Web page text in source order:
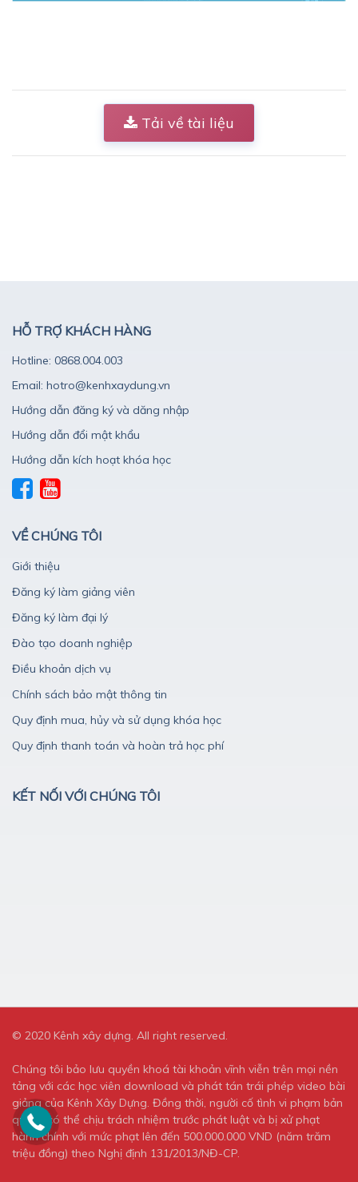
Tải về tài liệu
HỖ TRỢ KHÁCH HÀNG
Hotline: 0868.004.003
Email: hotro@kenhxaydung.vn
Hướng dẫn đăng ký và dăng nhập
Hướng dẫn đổi mật khẩu
Hướng dẫn kích hoạt khóa học
VỀ CHÚNG TÔI
Giới thiệu
Đăng ký làm giảng viên
Đăng ký làm đại lý
Đào tạo doanh nghiệp
Điều khoản dịch vụ
Chính sách bảo mật thông tin
Quy định mua, hủy và sử dụng khóa học
Quy định thanh toán và hoàn trả học phí
KẾT NỐI VỚI CHÚNG TÔI
© 2020 Kênh xây dựng. All right reserved.
Chúng tôi bảo lưu quyền khoá tài khoản vĩnh viễn trên mọi nền
tảng với các học viên download và phát tán trái phép video bài
giảng của Kênh Xây Dựng. Đồng thời, người cố tình vi phạm bản
quyền có thể chịu trách nhiệm trước phát luật và bị xử phạt
hành chính với mức phạt lên đến 500.000.000 VND (năm trăm
triệu đồng) theo Nghị định 131/2013/NĐ-CP.